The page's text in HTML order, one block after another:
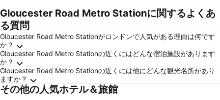
Gloucester Road Metro Stationに関するよくあ
る質問
Gloucester Road Metro Stationがロンドンで人気がある理由は何です
か？
Gloucester Road Metro Stationの近くにはどんな宿泊施設があります
か？
Gloucester Road Metro Stationの近くには他にどんな観光名所があり
ますか？
その他の人気ホテル＆旅館